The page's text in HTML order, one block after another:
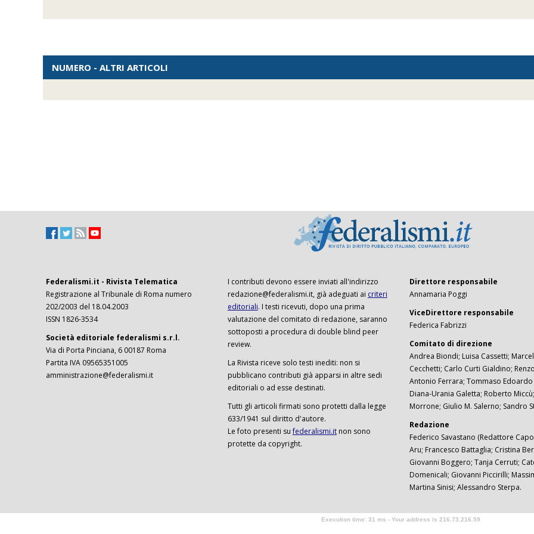
NUMERO - ALTRI ARTICOLI
Federalismi.it - Rivista Telematica
Registrazione al Tribunale di Roma numero
202/2003 del 18.04.2003
ISSN 1826-3534
Società editoriale federalismi s.r.l.
Via di Porta Pinciana, 6 00187 Roma
Partita IVA 09565351005
amministrazione@federalismi.it
I contributi devono essere inviati all'indirizzo
redazione@federalismi.it, già adeguati ai criteri
editoriali. I testi ricevuti, dopo una prima
valutazione del comitato di redazione, saranno
sottoposti a procedura di double blind peer
review.
La Rivista riceve solo testi inediti: non si
pubblicano contributi già apparsi in altre sedi
editoriali o ad esse destinati.
Tutti gli articoli firmati sono protetti dalla legge
633/1941 sul diritto d'autore.
Le foto presenti sufederalismi.itnon sono
protette da copyright.
Direttore responsabile
Annamaria Poggi
ViceDirettore responsabile
Federica Fabrizzi
Comitato di direzione
Andrea Biondi; Luisa Cassetti;
Cecchetti; Carlo Curti Gialdino;
Antonio Ferrara; Tommaso Edoardo
Diana-Urania Galetta; Roberto
Morrone; Giulio M. Salerno; Sandro
Redazione
Federico Savastano (Redattore
Aru; Francesco Battaglia; Cristina
Giovanni Boggero; Tanja Cerruti;
Domenicali; Giovanni Piccirilli;
Martina Sinisi; Alessandro Sterpa.
Execution time: 31 ms - Your address is 216.73.216.59